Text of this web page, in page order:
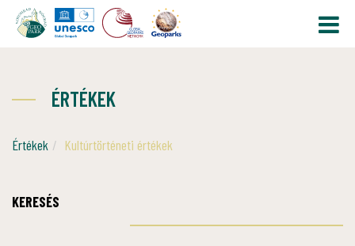
ÉRTÉKEK
Értékek Kultúrtörténeti értékek
KERESÉS